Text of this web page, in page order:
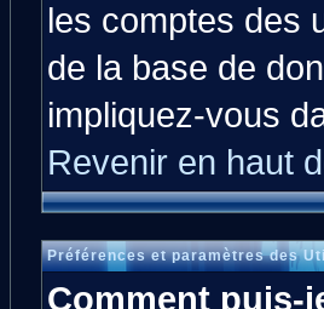
les comptes des
de la base de
impliquez-vous
Revenir en haut
Préférences et paramètres des
Comment puis-